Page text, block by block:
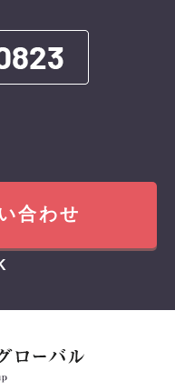
合わせ